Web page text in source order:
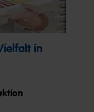
in